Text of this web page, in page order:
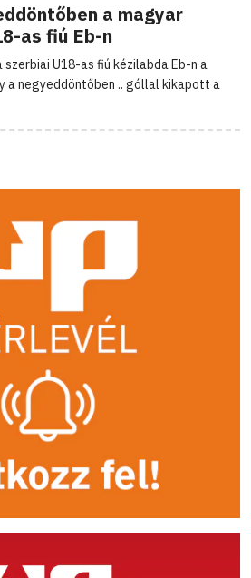
a magyar
as fiú Eb-n
U18-as fiú kézilabda Eb-n a
a negyeddöntőben .. góllal kikapott a